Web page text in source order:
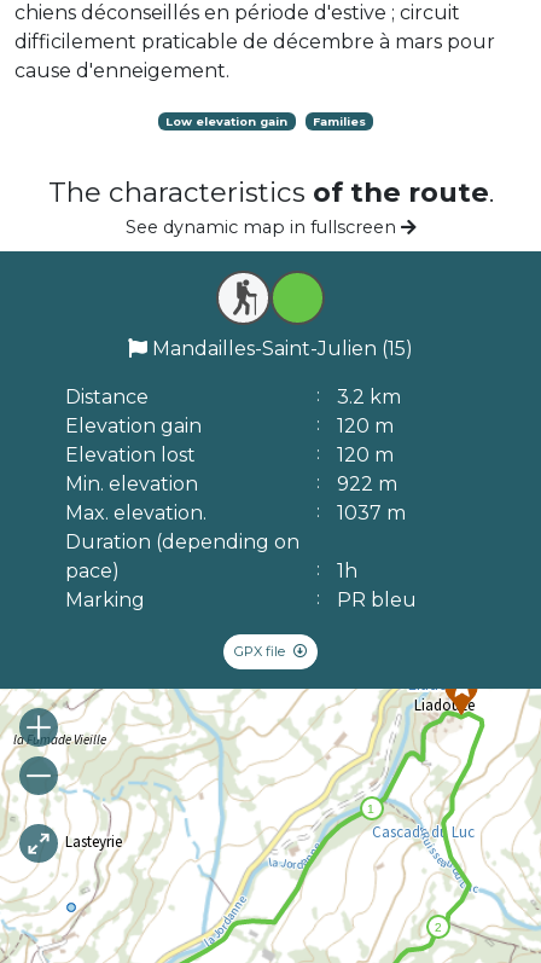
chiens déconseillés en période d'estive ; circuit
difficilement praticable de décembre à mars pour
cause d'enneigement.
Low elevation gain Families
The characteristics of the route.
See dynamic map in fullscreen
Mandailles-Saint-Julien (15)
Distance
3.2 km
Elevation gain
120 m
Elevation lost
120 m
Min. elevation
922 m
Max. elevation.
1037 m
Duration (depending on
pace)
1h
Marking
PR bleu
GPX file